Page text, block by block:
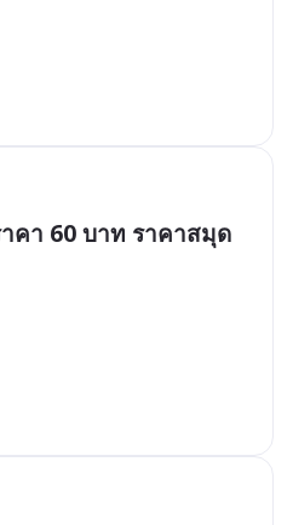
คา 60 บาท ราคาสมุด